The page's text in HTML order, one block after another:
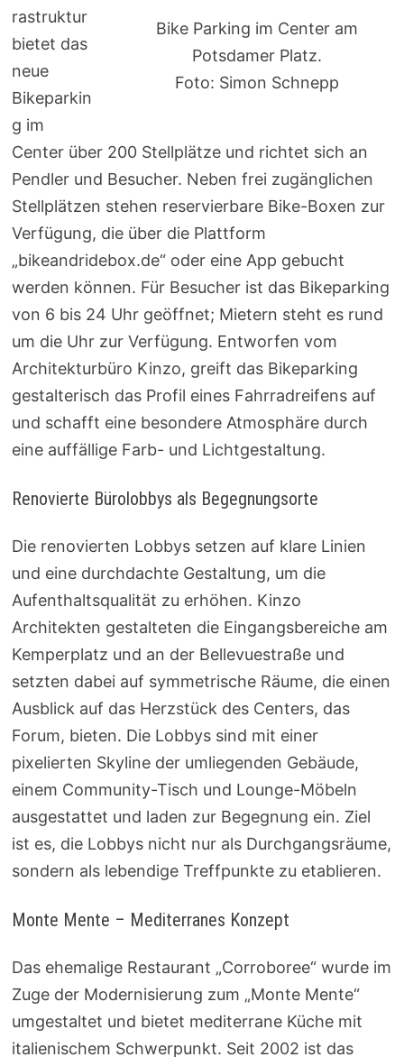
Bike Parking im Center am
Potsdamer Platz.
Foto: Simon Schnepp
rastruktur
bietet das
neue
Bikeparkin
g im
Center über 200 Stellplätze und richtet sich an
Pendler und Besucher. Neben frei zugänglichen
Stellplätzen stehen reservierbare Bike-Boxen zur
Verfügung, die über die Plattform
„bikeandridebox.de“ oder eine App gebucht
werden können. Für Besucher ist das Bikeparking
von 6 bis 24 Uhr geöffnet; Mietern steht es rund
um die Uhr zur Verfügung. Entworfen vom
Architekturbüro Kinzo, greift das Bikeparking
gestalterisch das Profil eines Fahrradreifens auf
und schafft eine besondere Atmosphäre durch
eine auffällige Farb- und Lichtgestaltung.
Renovierte Bürolobbys als Begegnungsorte
Die renovierten Lobbys setzen auf klare Linien
und eine durchdachte Gestaltung, um die
Aufenthaltsqualität zu erhöhen. Kinzo
Architekten gestalteten die Eingangsbereiche am
Kemperplatz und an der Bellevuestraße und
setzten dabei auf symmetrische Räume, die einen
Ausblick auf das Herzstück des Centers, das
Forum, bieten. Die Lobbys sind mit einer
pixelierten Skyline der umliegenden Gebäude,
einem Community-Tisch und Lounge-Möbeln
ausgestattet und laden zur Begegnung ein. Ziel
ist es, die Lobbys nicht nur als Durchgangsräume,
sondern als lebendige Treffpunkte zu etablieren.
Monte Mente – Mediterranes Konzept
Das ehemalige Restaurant „Corroboree“ wurde im
Zuge der Modernisierung zum „Monte Mente“
umgestaltet und bietet mediterrane Küche mit
italienischem Schwerpunkt. Seit 2002 ist das